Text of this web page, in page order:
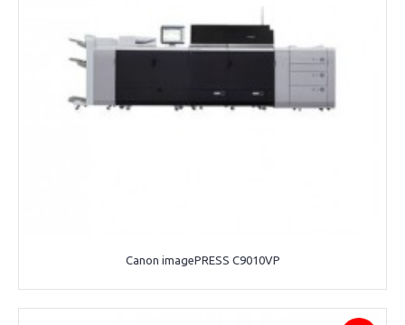
Canon imagePRESS C9010VP